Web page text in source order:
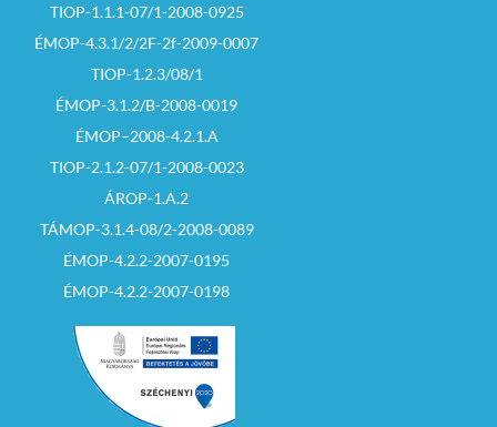
TIOP-1.1.1-07/1-2008-0925
ÉMOP-4.3.1/2/2F-2f-2009-0007
TIOP-1.2.3/08/1
ÉMOP-3.1.2/B-2008-0019
ÉMOP–2008-4.2.1.A
TIOP-2.1.2-07/1-2008-0023
ÁROP-1.A.2
TÁMOP-3.1.4-08/2-2008-0089
ÉMOP-4.2.2-2007-0195
ÉMOP-4.2.2-2007-0198